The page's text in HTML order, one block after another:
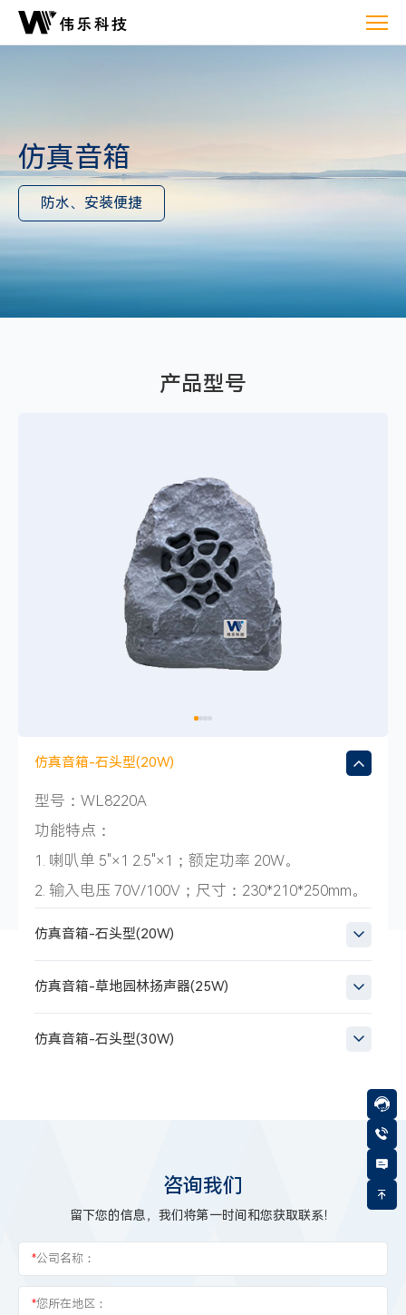
仿真音箱
防水、安装便捷
产品型号
仿真音箱-石头型(20W)
型号：WL8220A
功能特点：
1. 喇叭单 5"×1 2.5"×1；额定功率 20W。
2. 输入电压 70V/100V；尺寸：230*210*250mm。
仿真音箱-石头型(20W)
仿真音箱-草地园林扬声器(25W)
仿真音箱-石头型(30W)
咨询我们
留下您的信息，我们将第一时间和您获取联系！
*公司名称：
*您所在地区：